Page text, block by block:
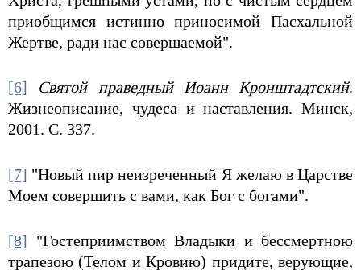
приобщимся истинно приносимой Пасхальной
Жертве, ради нас совершаемой".
[6] Святой праведный Иоанн Кронштадтский.
Жизнеописание, чудеса и наставления. Минск,
2001. С. 337.
[7] "Новый пир неизреченный Я желаю в Царстве
Моем совершить с вами, как Бог с богами".
[8] "Гостеприимством Владыки и бессмертною
трапезою (Телом и Кровию) придите, верующие,